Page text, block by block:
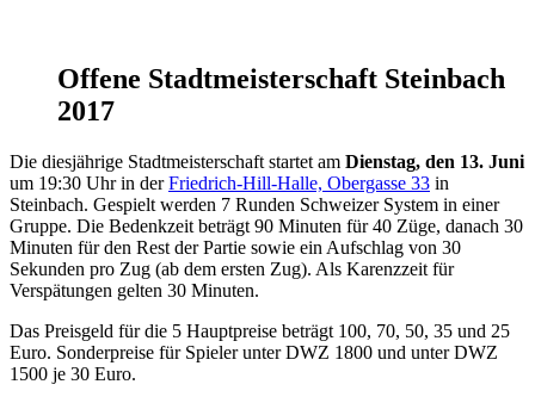
Offene Stadtmeisterschaft Steinbach
2017
Die diesjährige Stadtmeisterschaft startet am Dienstag, den 13. Juni
um 19:30 Uhr in derFriedrich-Hill-Halle, Obergasse 33 in
Steinbach. Gespielt werden 7 Runden Schweizer System in einer
Gruppe. Die Bedenkzeit beträgt 90 Minuten für 40 Züge, danach 30
Minuten für den Rest der Partie sowie ein Aufschlag von 30
Sekunden pro Zug (ab dem ersten Zug). Als Karenzzeit für
Verspätungen gelten 30 Minuten.
Das Preisgeld für die 5 Hauptpreise beträgt 100, 70, 50, 35 und 25
Euro. Sonderpreise für Spieler unter DWZ 1800 und unter DWZ
1500 je 30 Euro.